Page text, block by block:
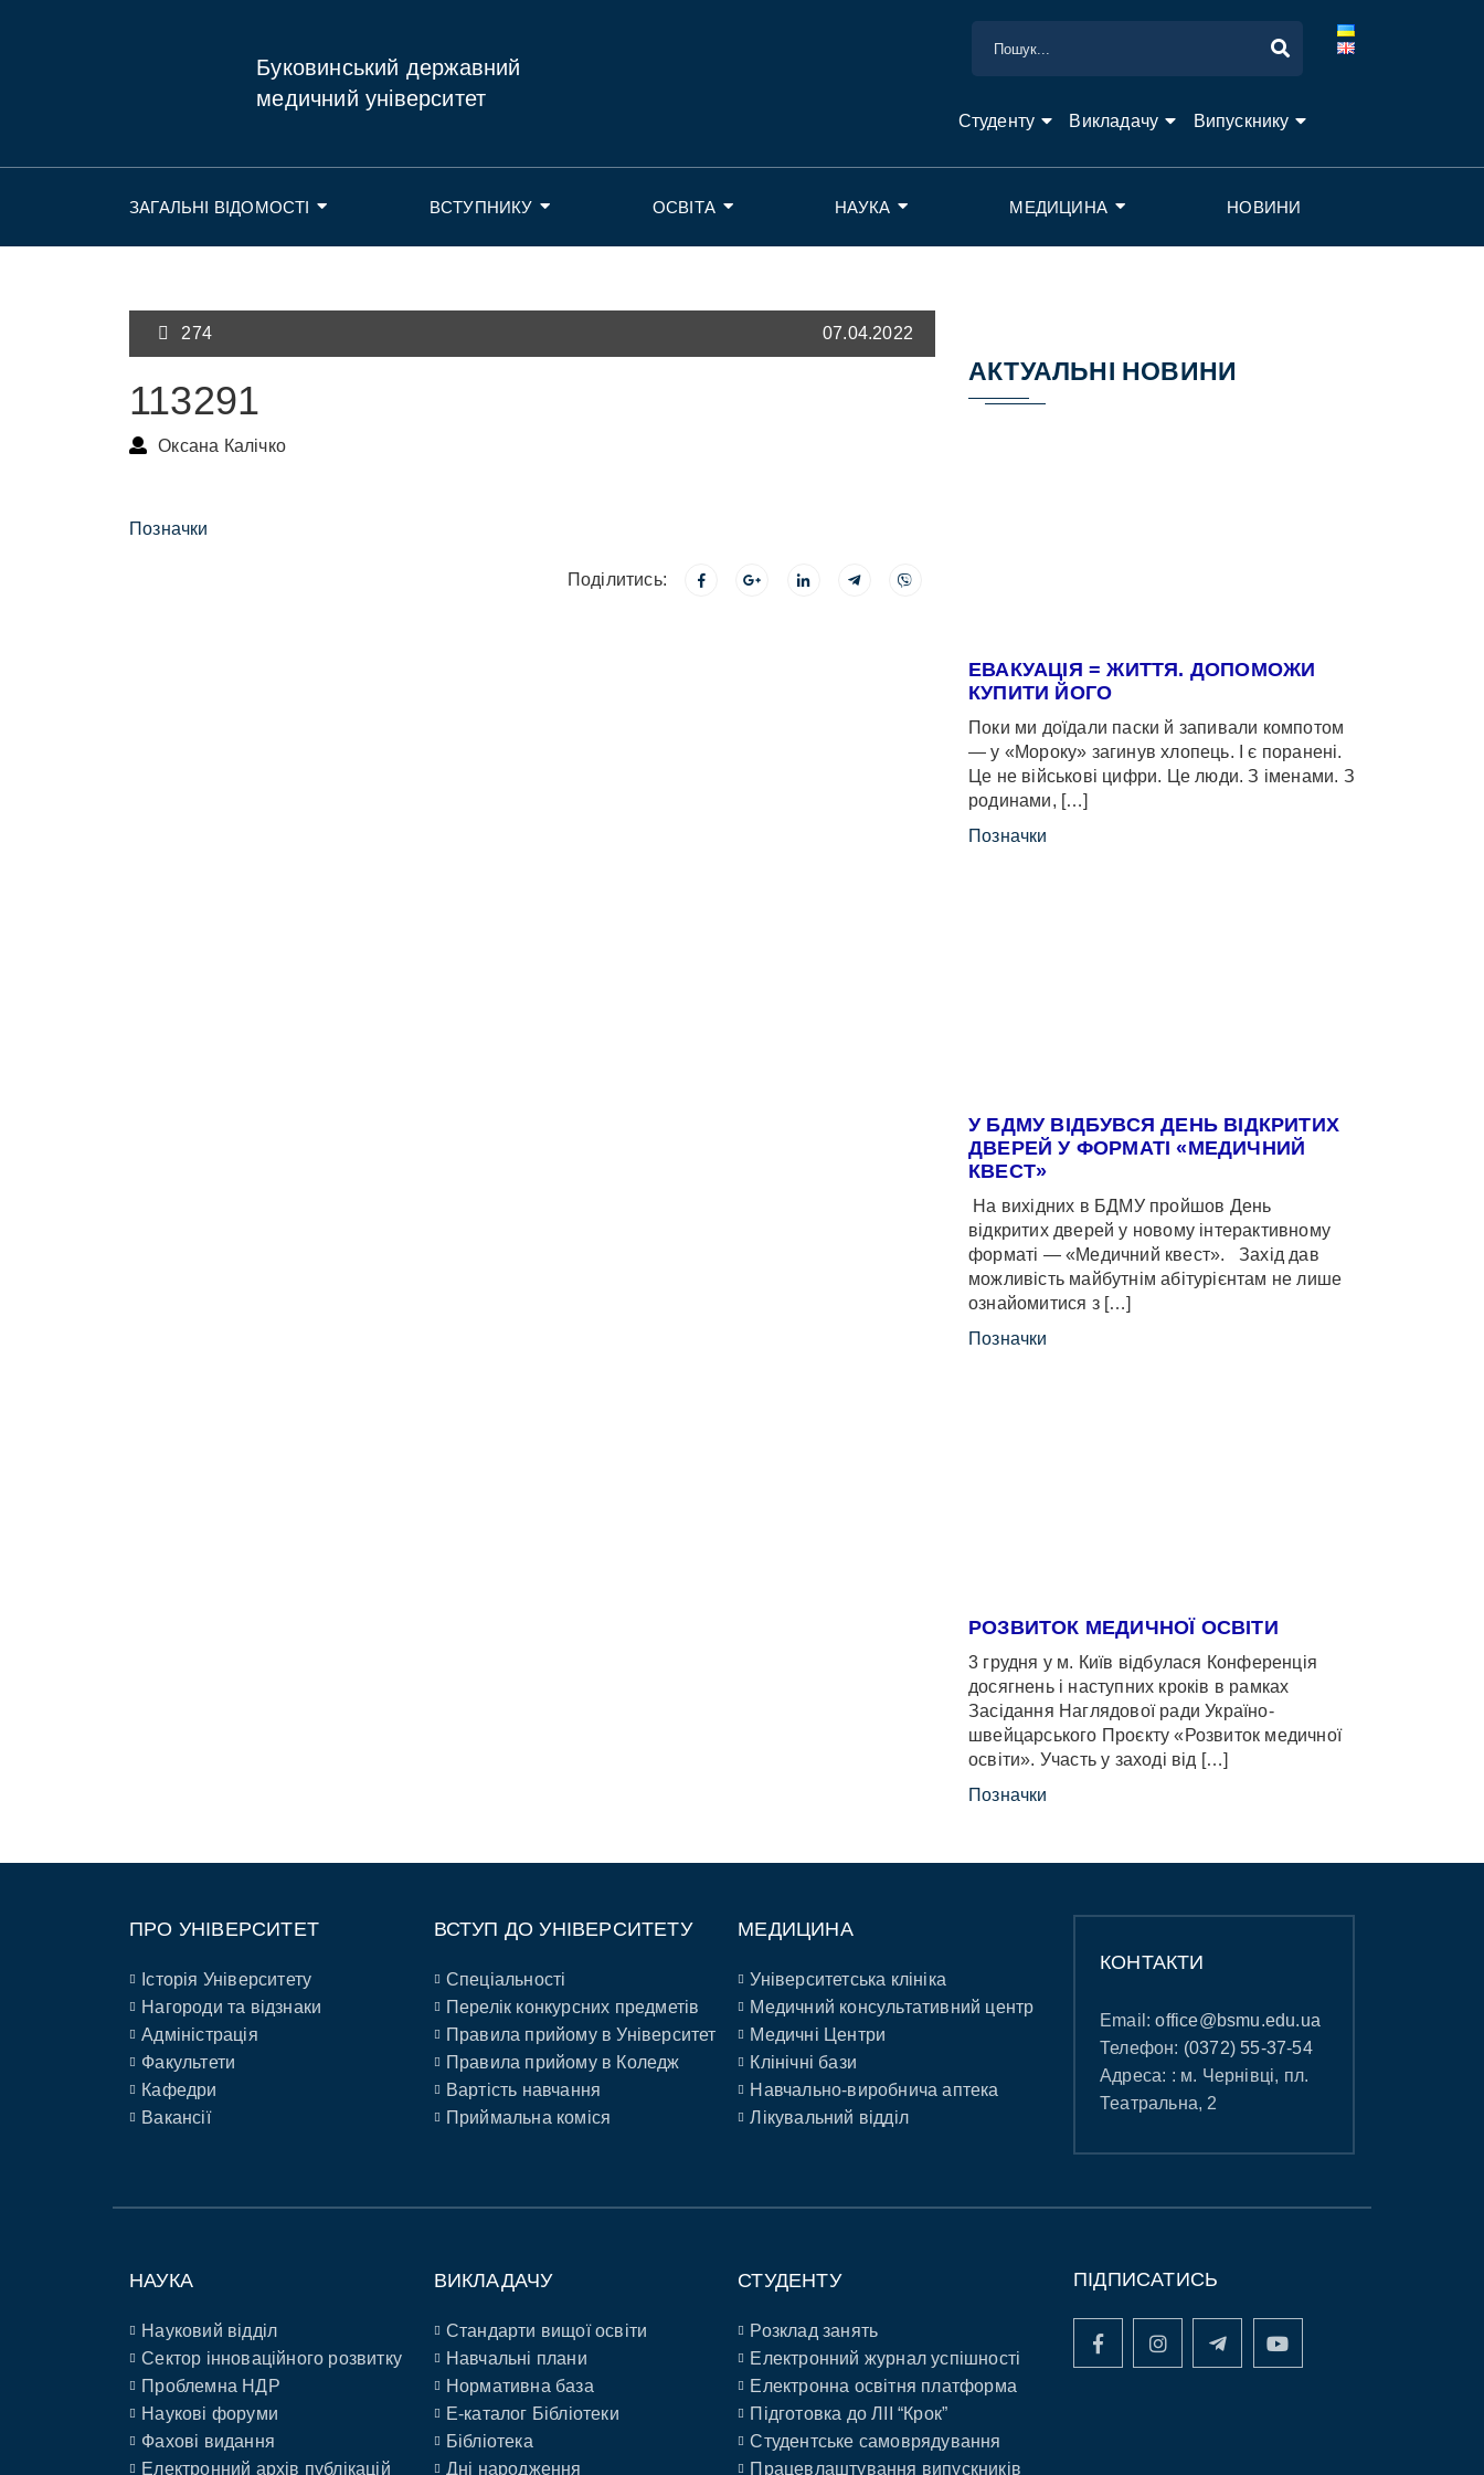
Буковинський державний
медичний університет
Студенту Викладачу Випускнику
ЗАГАЛЬНІ ВІДОМОСТІ ВСТУПНИКУ ОСВІТА НАУКА МЕДИЦИНА НОВИНИ
274 07.04.2022
113291
Оксана Калічко
Позначки
Поділитись:
АКТУАЛЬНІ НОВИНИ
ЕВАКУАЦІЯ = ЖИТТЯ. ДОПОМОЖИ
КУПИТИ ЙОГО
Поки ми доїдали паски й запивали компотом
— у «Мороку» загинув хлопець. І є поранені.
Це не військові цифри. Це люди. З іменами. З
родинами, […]
Позначки
У БДМУ ВІДБУВСЯ ДЕНЬ ВІДКРИТИХ
ДВЕРЕЙ У ФОРМАТІ «МЕДИЧНИЙ
КВЕСТ»
На вихідних в БДМУ пройшов День
відкритих дверей у новому інтерактивному
форматі — «Медичний квест». Захід дав
можливість майбутнім абітурієнтам не лише
ознайомитися з […]
Позначки
РОЗВИТОК МЕДИЧНОЇ ОСВІТИ
3 грудня у м. Київ відбулася Конференція
досягнень і наступних кроків в рамках
Засідання Наглядової ради Україно-
швейцарського Проєкту «Розвиток медичної
освіти». Участь у заході від […]
Позначки
ПРО УНІВЕРСИТЕТ
Історія Університету
Нагороди та відзнаки
Адміністрація
Факультети
Кафедри
Вакансії
ВСТУП ДО УНІВЕРСИТЕТУ
Спеціальності
Перелік конкурсних предметів
Правила прийому в Університет
Правила прийому в Коледж
Вартість навчання
Приймальна коміся
МЕДИЦИНА
Університетська клініка
Медичний консультативний центр
Медичні Центри
Клінічні бази
Навчально-виробнича аптека
Лікувальний відділ
КОНТАКТИ
Email:office@bsmu.edu.ua
Телефон: (0372) 55-37-54
Адреса: : м. Чернівці, пл.
Театральна, 2
НАУКА
Науковий відділ
Сектор інноваційного розвитку
Проблемна НДР
Наукові форуми
Фахові видання
Електронний архів публікацій
ВИКЛАДАЧУ
Стандарти вищої освіти
Навчальні плани
Нормативна база
E-каталог Бібліотеки
Бібліотека
Дні народження
СТУДЕНТУ
Розклад занять
Електронний журнал успішності
Електронна освітня платформа
Підготовка до ЛІІ “Крок”
Студентське самоврядування
Працевлаштування випускників
ПІДПИСАТИСЬ